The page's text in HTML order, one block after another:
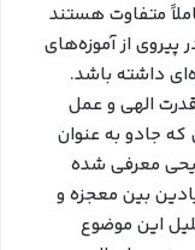
متفاوت هستند
از آموزه‌های
داشته باشد.
الهی و عمل
جادو به عنوان
معرفی شده
بین معجزه و
این موضوع